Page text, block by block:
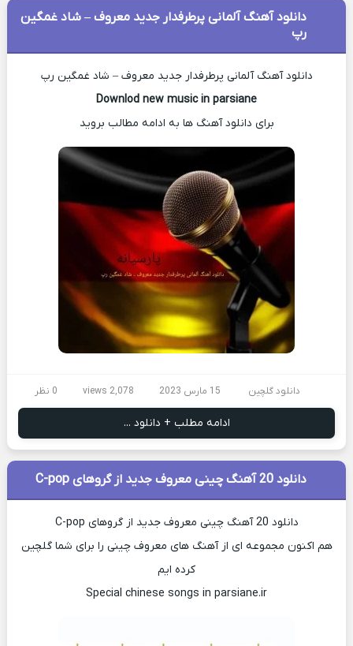
دانلود آهنگ آلمانی پرطرفدار جدید معروف – شاد غمگین
رپ
دانلود آهنگ آلمانی پرطرفدار جدید معروف – شاد غمگین رپ
Downlod new music in parsiane
برای دانلود آهنگ ها به ادامه مطالب بروید
دانلود گلچین 15 مارس 2023 2,078 views 0 نظر
ادامه مطلب + دانلود ...
دانلود 20 آهنگ چینی معروف جدید از گروهای C-pop
دانلود 20 آهنگ چینی معروف جدید از گروهای C-pop
هم اکنون مجموعه ای از آهنگ های معروف چینی را برای شما گلچین
کرده ایم
Special chinese songs in parsiane.ir